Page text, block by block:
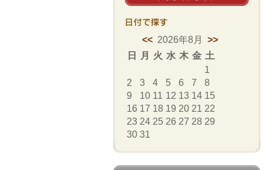
日付で
探す<< 2026年8月 >>
日
月 火 水 木 金 土
1
2
3 4 5 6 7
8
9
10 11 12 13 14 15
16 17 18 19 20 21 22
23 24 25 26 27 28 29
30 31